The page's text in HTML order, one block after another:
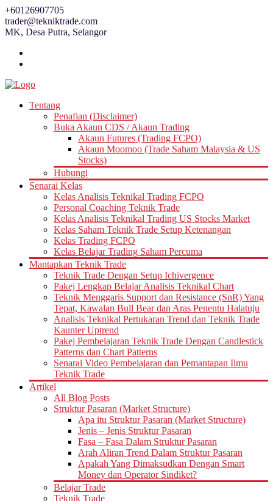
Skip
to
content
+60126907705
trader@tekniktrade.com
MK, Desa Putra, Selangor
Tentang
Penafian (Disclaimer)
Buka Akaun CDS / Akaun Trading
Akaun Futures (Trading FCPO)
Akaun Moomoo (Trade Saham Malaysia & US
Stocks)
Hubungi
Senarai Kelas
Kelas Analisis Teknikal Trading FCPO
Personal Coaching Teknik Trade
Kelas Analisis Teknikal Trading US Stocks Market
Kelas Saham Teknik Trade Setup Ketenangan
Kelas Trading FCPO
Kelas Belajar Trading Saham Percuma
Mantapkan Teknik Trade
Teknik Trade Dengan Setup Ichivergence
Pakej Lengkap Belajar Analisis Teknikal Chart
Teknik Menggaris Support dan Resistance (SnR) Yang
Tepat, Kawalan Bull Bear dan Aras Penentu Halatuju
Analisis Teknikal Pertukaran Trend dan Teknik Trade
Kaunter Uptrend
Pakej Pembelajaran Teknik Trade Dengan Candlestick
Patterns dan Chart Patterns
Senarai Video Pembelajaran dan Pemantapan Ilmu
Teknik Trade
Artikel
All Blog Posts
Struktur Pasaran (Market Structure)
Apa itu Struktur Pasaran (Market Structure)
Jenis – Jenis Struktur Pasaran
Fasa – Fasa Dalam Struktur Pasaran
Arah Aliran Trend Dalam Struktur Pasaran
Apakah Yang Dimaksudkan Dengan Smart
Money dan Operator Sindiket?
Belajar Trade
Teknik Trade